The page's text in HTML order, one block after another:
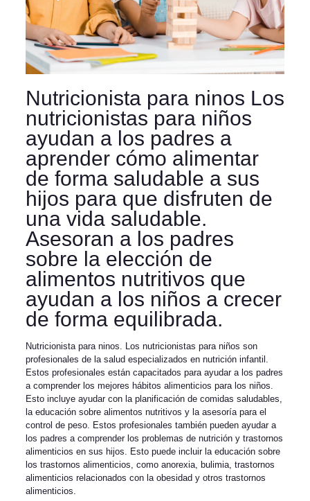
Nutricionista para ninos Los
nutricionistas para niños
ayudan a los padres a
aprender cómo alimentar
de forma saludable a sus
hijos para que disfruten de
una vida saludable.
Asesoran a los padres
sobre la elección de
alimentos nutritivos que
ayudan a los niños a crecer
de forma equilibrada.
Nutricionista para ninos. Los nutricionistas para niños son
profesionales de la salud especializados en nutrición infantil.
Estos profesionales están capacitados para ayudar a los padres
a comprender los mejores hábitos alimenticios para los niños.
Esto incluye ayudar con la planificación de comidas saludables,
la educación sobre alimentos nutritivos y la asesoría para el
control de peso. Estos profesionales también pueden ayudar a
los padres a comprender los problemas de nutrición y trastornos
alimenticios en sus hijos. Esto puede incluir la educación sobre
los trastornos alimenticios, como anorexia, bulimia, trastornos
alimenticios relacionados con la obesidad y otros trastornos
alimenticios.